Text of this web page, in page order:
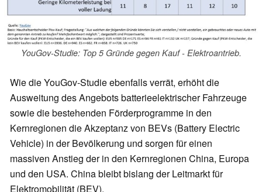
YouGov-Studie: Top 5 Gründe gegen Kauf - Elektroantrieb.
Wie die YouGov-Studie ebenfalls verrät, erhöht die
Ausweitung des Angebots batterieelektrischer Fahrzeuge
sowie die bestehenden Förderprogramme in den
Kernregionen die Akzeptanz von BEVs (Battery Electric
Vehicle) in der Bevölkerung und sorgen für einen
massiven Anstieg der in den Kernregionen China, Europa
und den USA. China bleibt bislang der Leitmarkt für
Elektromobilität (BEV).